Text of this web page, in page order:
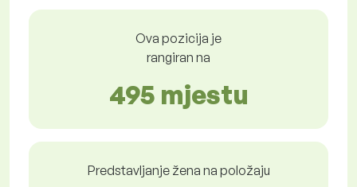
Ova pozicija je
rangiran na
495 mjestu
Predstavljanje žena na položaju